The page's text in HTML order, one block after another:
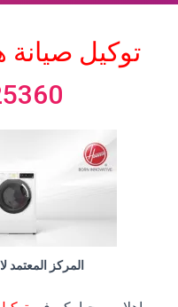
توكيل صيانة
المركز المعتمد